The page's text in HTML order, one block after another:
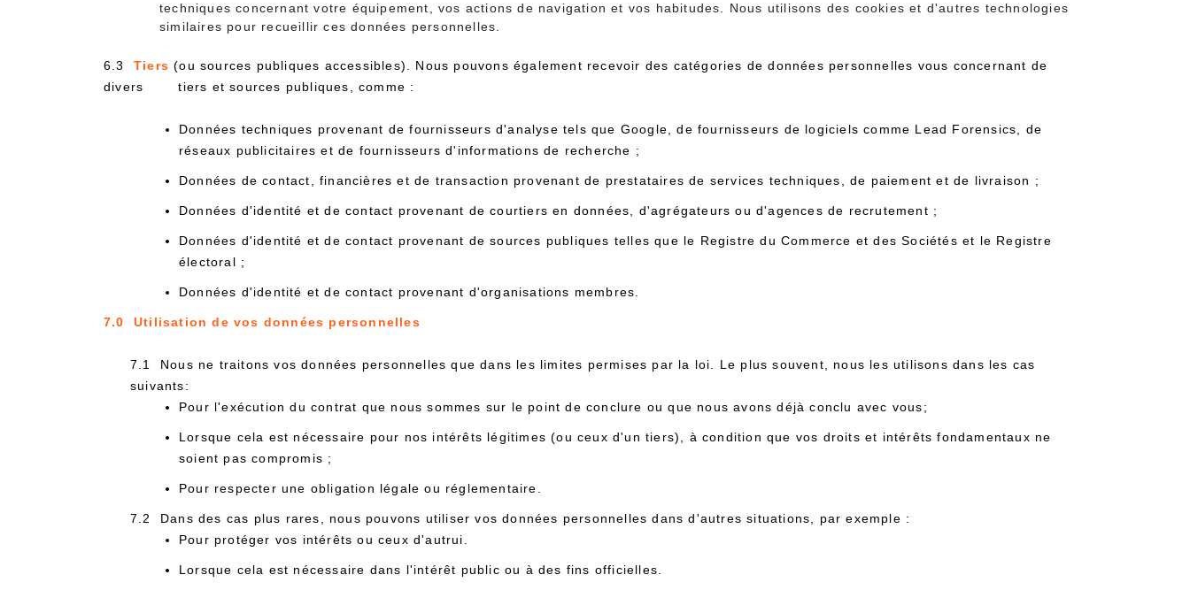
techniques concernant votre équipement, vos actions de navigation et vos habitudes. Nous utilisons des cookies et d'autres technologies
similaires pour recueillir ces données personnelles.
6.3 Tiers(ou sources publiques accessibles). Nous pouvons également recevoir des catégories de données personnelles vous concernant de
divers
tiers et sources publiques, comme :
Données techniques provenant de fournisseurs d'analyse tels que Google, de fournisseurs de logiciels comme Lead Forensics, de
réseaux publicitaires et de fournisseurs d'informations de recherche ;
Données de contact, financières et de transaction provenant de prestataires de services techniques, de paiement et de livraison ;
Données d'identité et de contact provenant de courtiers en données, d'agrégateurs ou d'agences de recrutement ;
Données d'identité et de contact provenant de sources publiques telles que le Registre du Commerce et des Sociétés et le Registre
électoral ;
Données d'identité et de contact provenant d'organisations membres.
7.0 Utilisation de vos données personnelles
7.1 Nous ne traitons vos données personnelles que dans les limites permises par la loi. Le plus souvent, nous les utilisons dans les cas
suivants:
Pour l'exécution du contrat que nous sommes sur le point de conclure ou que nous avons déjà conclu avec vous;
Lorsque cela est nécessaire pour nos intérêts légitimes (ou ceux d'un tiers), à condition que vos droits et intérêts fondamentaux ne
soient pas compromis ;
Pour respecter une obligation légale ou réglementaire.
7.2 Dans des cas plus rares, nous pouvons utiliser vos données personnelles dans d'autres situations, par exemple :
Pour protéger vos intérêts ou ceux d'autrui.
Lorsque cela est nécessaire dans l'intérêt public ou à des fins officielles.